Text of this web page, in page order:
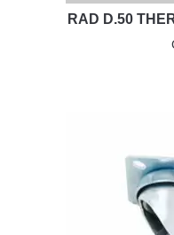
RAD D.50